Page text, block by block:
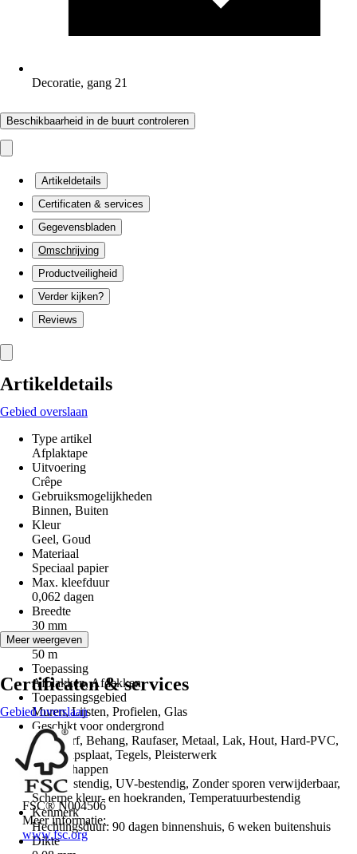
Decoratie, gang 21
Beschikbaarheid in de buurt controleren
Artikeldetails
Certificaten & services
Gegevensbladen
Omschrijving
Productveiligheid
Verder kijken?
Reviews
Artikeldetails
Gebied overslaan
Type artikel
Afplaktape
Uitvoering
Crêpe
Gebruiksmogelijkheden
Binnen, Buiten
Kleur
Geel, Goud
Materiaal
Speciaal papier
Max. kleefduur
0,062 dagen
Breedte
30 mm
Lengte
50 m
Toepassing
Afplakken, Afdekken
Toepassingsgebied
Muren, Lijsten, Profielen, Glas
Geschikt voor ondergrond
Muurverf, Behang, Raufaser, Metaal, Lak, Hout, Hard-PVC,
Glas, Gipsplaat, Tegels, Pleisterwerk
Eigenschappen
Vochtbestendig, UV-bestendig, Zonder sporen verwijderbaar,
Scherpe kleur- en hoekranden, Temperatuurbestendig
Kenmerk
Hechtingsduur: 90 dagen binnenshuis, 6 weken buitenshuis
Dikte
Meer weergeven
Certificaten & services
Gebied overslaan
FSC® N004506
Meer informatie:
www.fsc.org